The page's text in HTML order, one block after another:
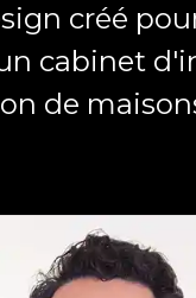
créé
cabinet
de